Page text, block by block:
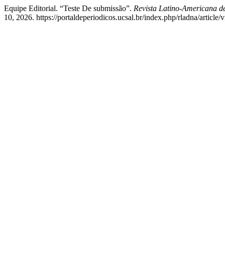
Equipe Editorial. “Teste De submissão”. Revista Latino-Americana
10, 2026. https://portaldeperiodicos.ucsal.br/index.php/rladna/article/